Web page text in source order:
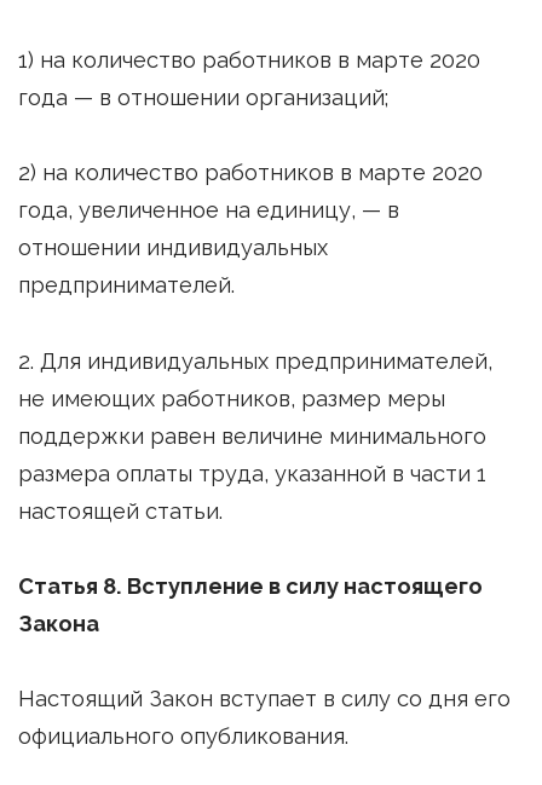
1) на количество работников в марте 2020
года — в отношении организаций;
2) на количество работников в марте 2020
года, увеличенное на единицу, — в
отношении индивидуальных
предпринимателей.
2. Для индивидуальных предпринимателей,
не имеющих работников, размер меры
поддержки равен величине минимального
размера оплаты труда, указанной в части 1
настоящей статьи.
Статья 8. Вступление в силу настоящего
Закона
Настоящий Закон вступает в силу со дня его
официального опубликования.